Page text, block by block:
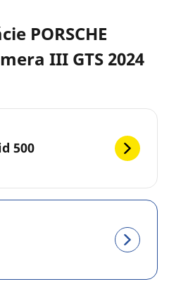
PORSCHE
III GTS 2024
500